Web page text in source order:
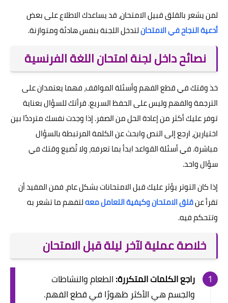
لمن يشعر بالقلق قبيل الامتحان، قد يساعدك الاطلاع على بعض
أدعية النجاح في الامتحانلتدخل اللجنة بنفس هادئة ومتوازنة.
نصائح داخل لجنة امتحان اللغة الفرنسية
خذ وقتك في قطع الفهم وأسئلة المواقف، فهما يعتمدان على
الترجمة والفهم وليس على الحفظ السريع. قرأتك للسؤال بعناية
توفر عليك أكثر من إعادة الحل من الصفر. إذا وجدت نفسك مترددًا بين
اختيارين، ارجع إلى النص وابحث عن الكلمة المرتبطة بالسؤال
مباشرة. في أسئلة القواعد ابدأ بما تعرفه، ولا تُضيع وقتك في
سؤال واحد.
إذا كان التوتر يؤثر عليك قبل الامتحانات بشكل عام، فمن المفيد أن
تقرأ عنقلق الامتحان وكيفية التعامل معهلتفهم ما تشعر به
وتتحكم فيه.
خلاصة عملية لآخر ليلة قبل الامتحان
راجع الكلمات المتكررة:الطعام والنشاطات
والجسم هي الأكثر ظهورًا في قطع الفهم.